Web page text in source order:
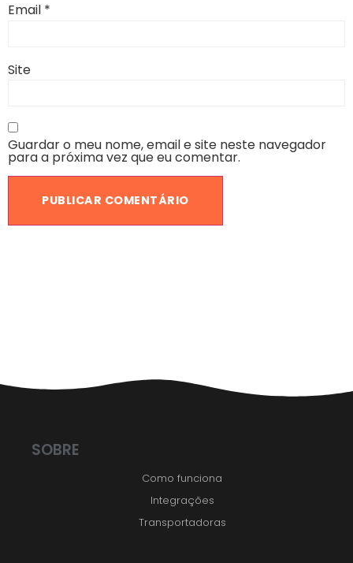
Email *
Site
Guardar o meu nome, email e site neste navegador
para a próxima vez que eu comentar.
SOBRE
Como funciona
Integrações
Transportadoras